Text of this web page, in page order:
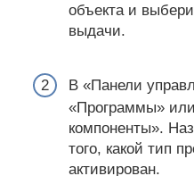
объекта и
выдачи.
В «Панели
«Программы»
компоненты».
того, какой тип
активирован.